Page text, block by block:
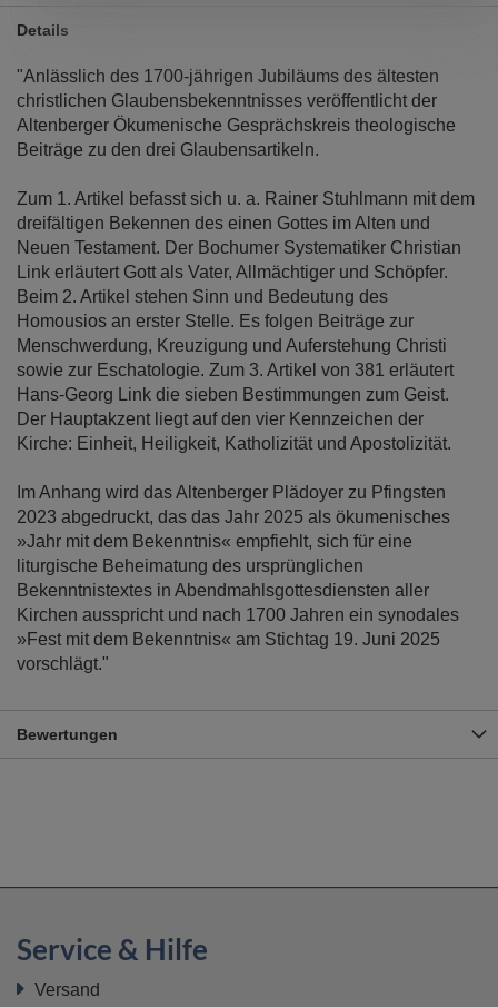
Details
"Anlässlich des 1700-jährigen Jubiläums des ältesten
christlichen Glaubensbekenntnisses veröffentlicht der
Altenberger Ökumenische Gesprächskreis theologische
Beiträge zu den drei Glaubensartikeln.
Zum 1. Artikel befasst sich u. a. Rainer Stuhlmann mit dem
dreifältigen Bekennen des einen Gottes im Alten und
Neuen Testament. Der Bochumer Systematiker Christian
Link erläutert Gott als Vater, Allmächtiger und Schöpfer.
Beim 2. Artikel stehen Sinn und Bedeutung des
Homousios an erster Stelle. Es folgen Beiträge zur
Menschwerdung, Kreuzigung und Auferstehung Christi
sowie zur Eschatologie. Zum 3. Artikel von 381 erläutert
Hans-Georg Link die sieben Bestimmungen zum Geist.
Der Hauptakzent liegt auf den vier Kennzeichen der
Kirche: Einheit, Heiligkeit, Katholizität und Apostolizität.
Im Anhang wird das Altenberger Plädoyer zu Pfingsten
2023 abgedruckt, das das Jahr 2025 als ökumenisches
»Jahr mit dem Bekenntnis« empfiehlt, sich für eine
liturgische Beheimatung des ursprünglichen
Bekenntnistextes in Abendmahlsgottesdiensten aller
Kirchen ausspricht und nach 1700 Jahren ein synodales
»Fest mit dem Bekenntnis« am Stichtag 19. Juni 2025
vorschlägt."
Bewertungen
Service & Hilfe
Versand